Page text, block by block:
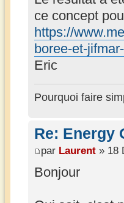
ce concept
https://
boree-et-
Eric
Pourquoi faire
Re: Energy
par Laurent » 18
Bonjour